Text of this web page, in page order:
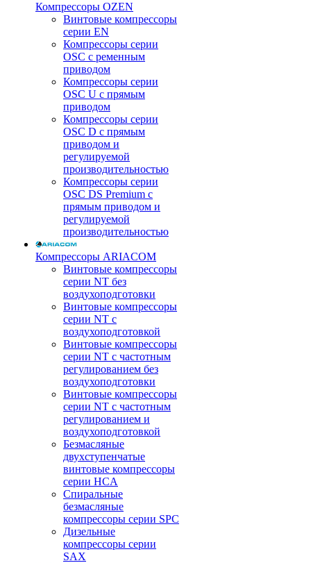
Компрессоры OZEN
Винтовые компрессоры
серии EN
Компрессоры серии
OSC с ременным
приводом
Компрессоры серии
OSC U с прямым
приводом
Компрессоры серии
OSC D с прямым
приводом и
регулируемой
производительностью
Компрессоры серии
OSC DS Premium с
прямым приводом и
регулируемой
производительностью
Компрессоры ARIACOM
Винтовые компрессоры
серии NT без
воздухоподготовки
Винтовые компрессоры
серии NT c
воздухоподготовкой
Винтовые компрессоры
серии NT с частотным
регулированием без
воздухоподготовки
Винтовые компрессоры
серии NT с частотным
регулированием и
воздухоподготовкой
Безмасляные
двухступенчатые
винтовые компрессоры
серии HCA
Спиральные
безмасляные
компрессоры серии SPC
Дизельные
компрессоры серии
SAX